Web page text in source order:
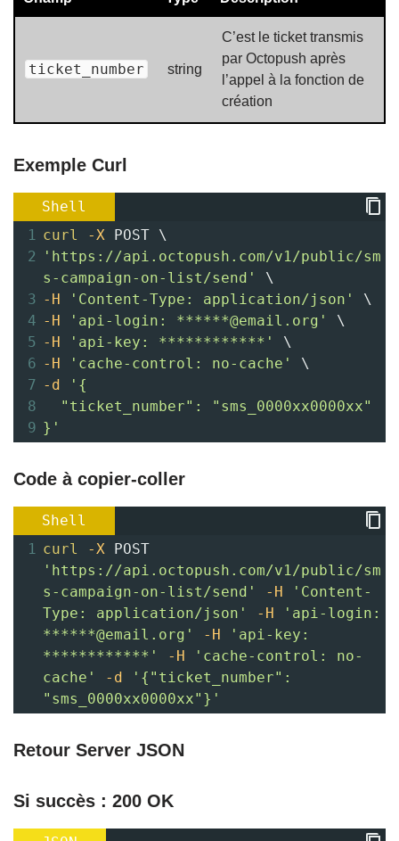
ticket_number string
C’est le ticket transmis
par Octopush après
l’appel à la fonction de
création
Exemple Curl
Shell
1 curl -X
2
'https://api.octopush.com/v1/public/sm
s-campaign-on-list/send'
3 -H 'Content-Type: application/json'
4 -H 'api-login: ******@email.org'
5 -H 'api-key: ************'
6 -H 'cache-control: no-cache'
7 -d
'{
8
  "ticket_number": "sms_0000xx0000xx"
9 }'
Code à copier-coller
Shell
1 curl -X
'https://api.octopush.com/v1/public/sm
s-campaign-on-list/send'
-H
'Content-
Type: application/json'
-H
'api-login:
******@email.org'
-H
'api-key:
************'
-H
'cache-control: no-
cache'
-d
'{"ticket_number":
"sms_0000xx0000xx"}'
Retour Server JSON
Si succès : 200 OK